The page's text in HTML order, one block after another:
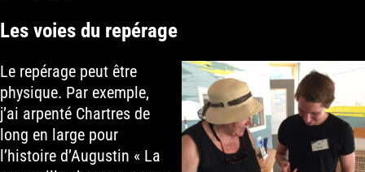
Les voies du repérage
Le repérage peut être
physique. Par exemple,
j’ai arpenté Chartres de
long en large pour
l’histoire d’Augustin « La